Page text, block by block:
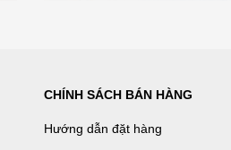
CHÍNH SÁCH BÁN HÀNG
Hướng dẫn đặt hàng